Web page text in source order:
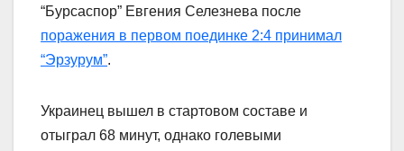
“Бурсаспор” Евгения Селезнева после
поражения в первом поединке 2:4 принимал
“Эрзурум”.
Украинец вышел в стартовом составе и
отыграл 68 минут, однако голевыми